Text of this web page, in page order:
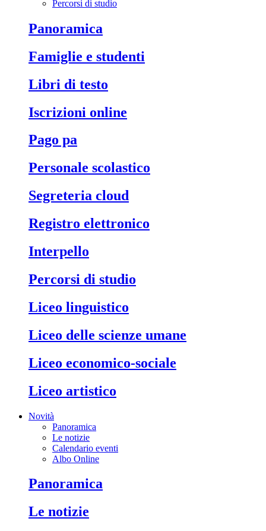
Percorsi di studio
panoramica
famiglie e studenti
libri di testo
iscrizioni online
pago pa
personale scolastico
segreteria cloud
registro elettronico
interpello
percorsi di studio
liceo linguistico
liceo delle scienze umane
liceo economico-sociale
liceo artistico
Novità
Panoramica
Le notizie
Calendario eventi
Albo Online
panoramica
le notizie